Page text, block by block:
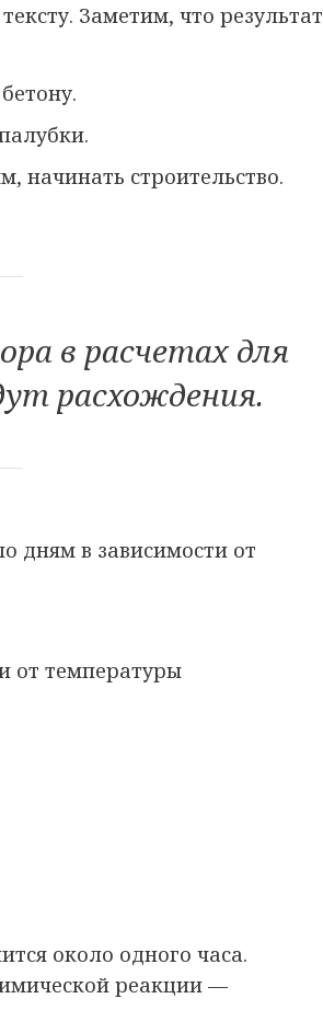
Заметим, что результат
начинать строительство.
в расчетах для
расхождения.
дням в зависимости от
от температуры
около одного часа.
реакции —